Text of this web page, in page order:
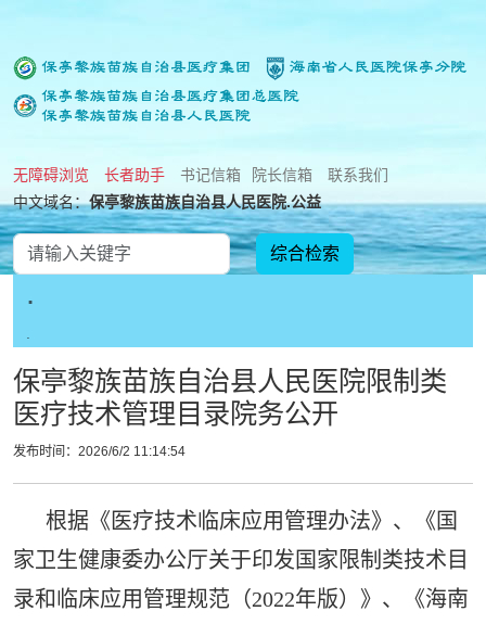
无障碍浏览 长者助手 书记信箱 院长信箱
联系我们
中文域名：保亭黎族苗族自治县人民医院.公益
.
保亭黎族苗族自治县人民医院限制类
医疗技术管理目录院务公开
发布时间：2026/6/2 11:14:54
根据《医疗技术临床应用管理办法》、《国
家卫生健康委办公厅关于印发国家限制类技术目
录和临床应用管理规范（2022年版）》、《海南